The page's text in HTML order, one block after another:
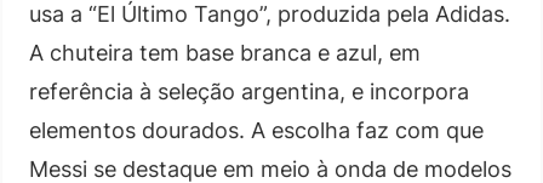
usa a “El Último Tango”, produzida pela Adidas.
A chuteira tem base branca e azul, em
referência à seleção argentina, e incorpora
elementos dourados. A escolha faz com que
Messi se destaque em meio à onda de modelos